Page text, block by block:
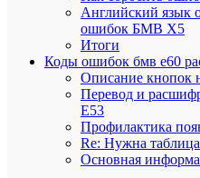
Английский язык
ошибок БМВ Х5
Итоги
Коды ошибок бмв е60
Описание кнопок
Перевод и
Е53
Профилактика
Re: Нужна
Основная